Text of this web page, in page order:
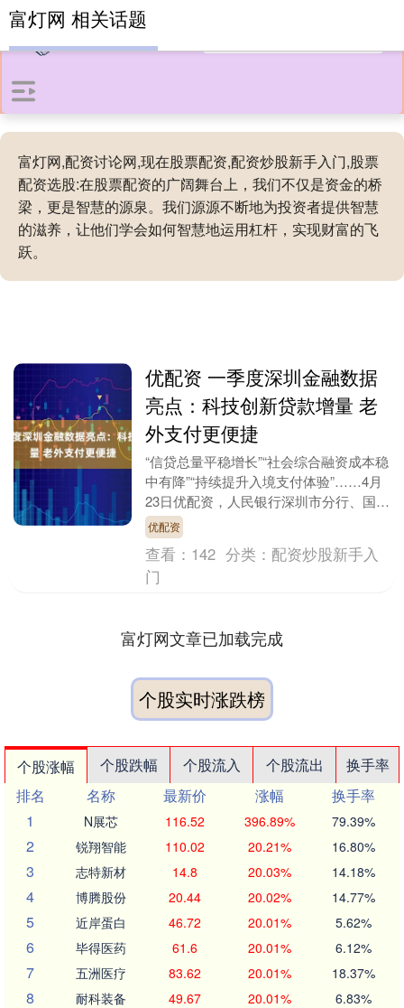
富灯网,配资讨论网,现在股票配资,配资炒股新手入门,股票
配资选股:在股票配资的广阔舞台上，我们不仅是资金的桥
梁，更是智慧的源泉。我们源源不断地为投资者提供智慧
的滋养，让他们学会如何智慧地运用杠杆，实现财富的飞
跃。
富灯网 相关话题
优配资 一季度深圳金融数据
亮点：科技创新贷款增量 老
外支付更便捷
“信贷总量平稳增长”“社会综合融资成本稳
中有降”“持续提升入境支付体验”……4月
23日优配资，人民银行深圳市分行、国家
外汇管理局深圳市分局举行2025年一季
度新....
优配资
查看： 142 分类： 配资炒股新手入
门
富灯网文章已加载完成
个股实时涨跌榜
个股涨幅 个股跌幅 个股流入 个股流出
换手率
排名
名称 最新价 涨幅
换手率
1
N展芯 116.52 396.89% 79.39%
2 锐翔智能 110.02 20.21% 16.80%
3 志特新材 14.8 20.03% 14.18%
4 博腾股份 20.44 20.02% 14.77%
5 近岸蛋白 46.72 20.01% 5.62%
6 毕得医药 61.6 20.01% 6.12%
7 五洲医疗 83.62 20.01% 18.37%
8 耐科装备 49.67 20.01% 6.83%